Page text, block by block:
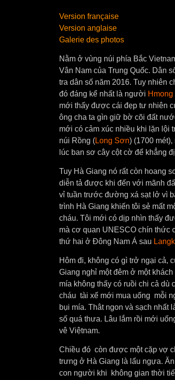
Version française
Version anglaise
Galerie des photos
Nằm ở vùng núi phía Bắc
Vân Nam của Trung Quốc. Dân
tra dân số năm 2016. Tuy nhiên
đó đáng kể nhất là người Hmong
mới thấy được cái đẹp tư nhiên
ông cha ta gìn giữ bờ cõi đất
mới có cảm xúc nhiều khi lặn lội
núi Rồng (Long Sơn) (1700
lúc ban sơ cây cột cờ để khẳng
Tuy Hà Giang nó rất còn hoang
diễn tả được khi đến với mãnh
vỉ tuần trước đường xá sạt lở vì
trình Hà Giang khiến tôi sẻ mất
cháu. Tôi mới có dịp nhìn thấy
mà cơ quan UNESCO chín thức
thứ hai ở Đông Nam Á sau
Hôm đi, không có gì trở ngại cả,
Giang nghỉ một đêm ở một
mía không thấy có ruồi chi cả dù
cháu tài xế mới mua uống mỗi
bụi mía. Thât ngon và sạch nhất
số quá thưa. Lâu lắm rồi mới
vê Việtnam.
Chiều đó còn được một cặp vợ
trưng ở Hà Giang là lẩu ngựa.
con người khi không gian thời